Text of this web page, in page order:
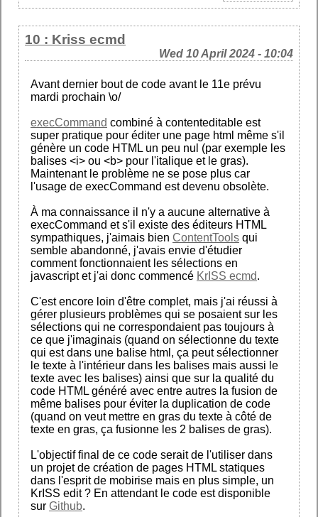
10 : Kriss ecmd
Wed 10 April 2024 - 10:04
Avant dernier bout de code avant le 11e prévu
mardi prochain \o/
execCommand combiné à contenteditable est
super pratique pour éditer une page html même s'il
génère un code HTML un peu nul (par exemple les
balises <i> ou <b> pour l'italique et le gras).
Maintenant le problème ne se pose plus car
l'usage de execCommand est devenu obsolète.
À ma connaissance il n'y a aucune alternative à
execCommand et s'il existe des éditeurs HTML
sympathiques, j'aimais bien ContentTools qui
semble abandonné, j'avais envie d'étudier
comment fonctionnaient les sélections en
javascript et j'ai donc commencé KrISS ecmd.
C'est encore loin d'être complet, mais j'ai réussi à
gérer plusieurs problèmes qui se posaient sur les
sélections qui ne correspondaient pas toujours à
ce que j'imaginais (quand on sélectionne du texte
qui est dans une balise html, ça peut sélectionner
le texte à l'intérieur dans les balises mais aussi le
texte avec les balises) ainsi que sur la qualité du
code HTML généré avec entre autres la fusion de
même balises pour éviter la duplication de code
(quand on veut mettre en gras du texte à côté de
texte en gras, ça fusionne les 2 balises de gras).
L'objectif final de ce code serait de l'utiliser dans
un projet de création de pages HTML statiques
dans l'esprit de mobirise mais en plus simple, un
KrISS edit ? En attendant le code est disponible
sur Github.